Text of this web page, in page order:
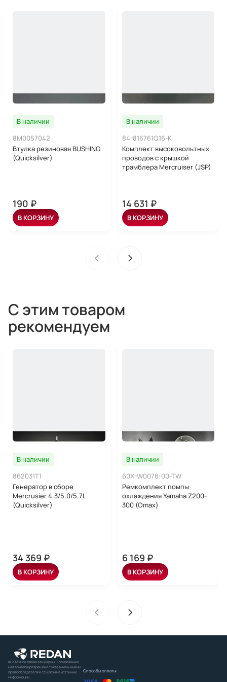
В наличии
8M0057042
Втулка резиновая BUSHING
(Quicksilver)
190 ₽
В КОРЗИНУ
В наличии
84-816761Q16-K
Комплект высоковольтных
проводов с крышкой
трамблера Mercruiser (JSP)
14 631 ₽
В КОРЗИНУ
С этим товаром
рекомендуем
В наличии
862031T1
Генератор в сборе
Mercrusier 4.3/5.0/5.7L
(Quicksilver)
34 369 ₽
В КОРЗИНУ
В наличии
60X-W0078-00-TW
Ремкомплект помпы
охлаждения Yamaha Z200-
300 (Omax)
6 169 ₽
В КОРЗИНУ
© 2026 Все права защищены. Копирование
материалов разрешено с указанием имени
правообладателя и ссылкой на источник
информации
Способы оплаты: